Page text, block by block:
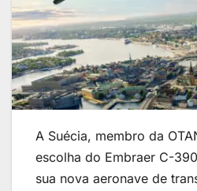
A Suécia, membro da
escolha do Embraer C-
sua nova aeronave de